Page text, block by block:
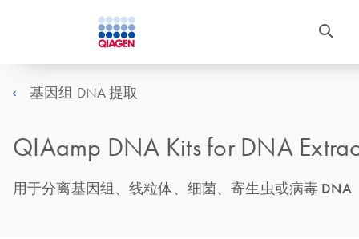
基因组 DNA 提取
QIAamp DNA Kits for DNA
用于分离基因组、线粒体、细菌、寄生虫或病毒 DNA